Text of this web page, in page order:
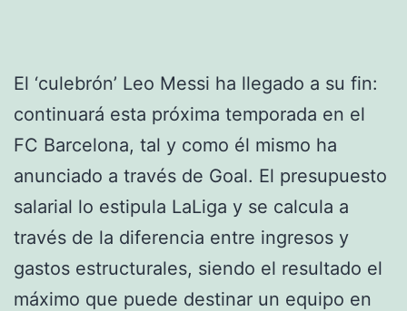
El ‘culebrón’ Leo Messi ha llegado a su fin:
continuará esta próxima temporada en el
FC Barcelona, tal y como él mismo ha
anunciado a través de Goal. El presupuesto
salarial lo estipula LaLiga y se calcula a
través de la diferencia entre ingresos y
gastos estructurales, siendo el resultado el
máximo que puede destinar un equipo en